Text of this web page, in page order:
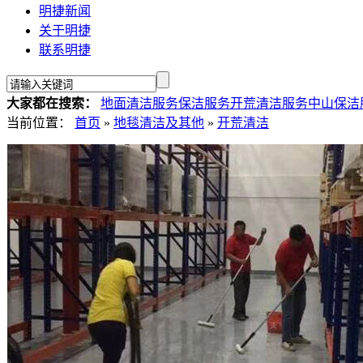
明捷新闻
关于明捷
联系明捷
大家都在搜索： 地面清洁服务保洁服务开荒清洁服务中山保洁
当前位置：
首页 » 地毯清洁及其他 » 开荒清洁